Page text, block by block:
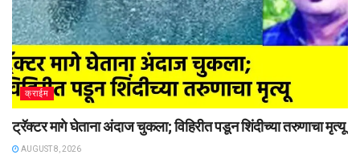
क्राईम
ट्रॅक्टर मागे घेताना अंदाज चुकला; विहिरीत पडून शिंदीच्या तरुणाचा मृत्यू
AUGUST 8, 2026